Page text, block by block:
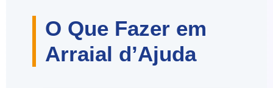
O Que Fazer em
Arraial d’Ajuda